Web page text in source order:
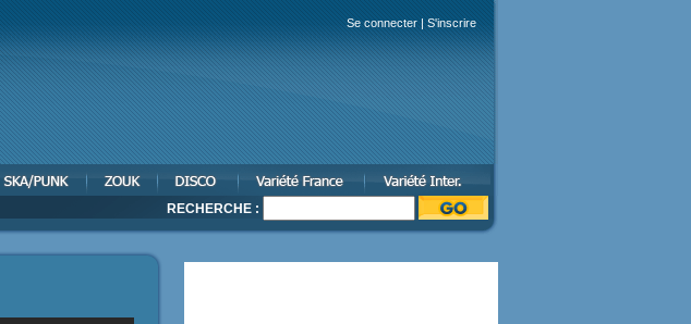
Se connecter | S'inscrire
RECHERCHE :